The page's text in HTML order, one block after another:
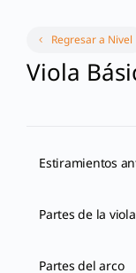
Regresar a Nivel
Viola
Estiramientos
Partes de la viola
Partes del arco